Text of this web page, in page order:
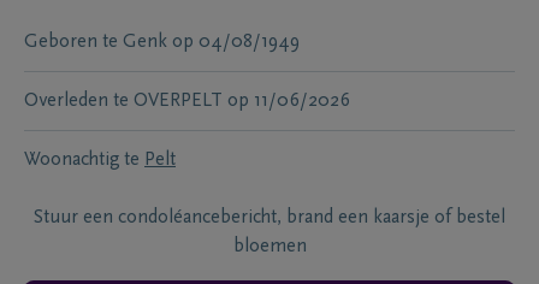
Geboren te Genk op 04/08/1949
Overleden te OVERPELT op 11/06/2026
Woonachtig te Pelt
Stuur een condoléancebericht, brand een kaarsje of bestel
bloemen